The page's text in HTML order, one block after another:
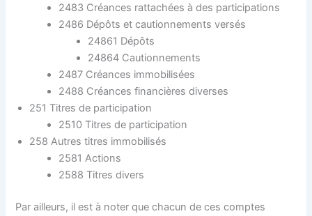
2483 Créances rattachées à des participations
2486 Dépôts et cautionnements versés
24861 Dépôts
24864 Cautionnements
2487 Créances immobilisées
2488 Créances financières diverses
251 Titres de participation
2510 Titres de participation
258 Autres titres immobilisés
2581 Actions
2588 Titres divers
Par ailleurs, il est à noter que chacun de ces comptes